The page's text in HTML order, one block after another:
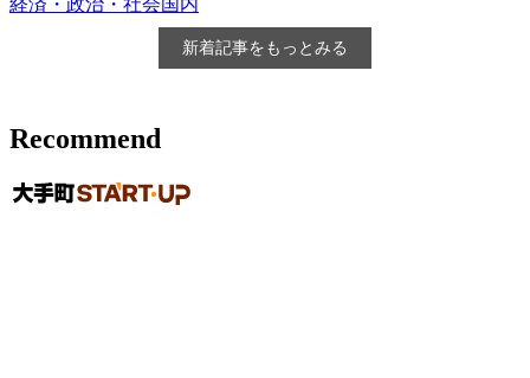
経済・政治・社会国内
新着記事をもっとみる
Recommend